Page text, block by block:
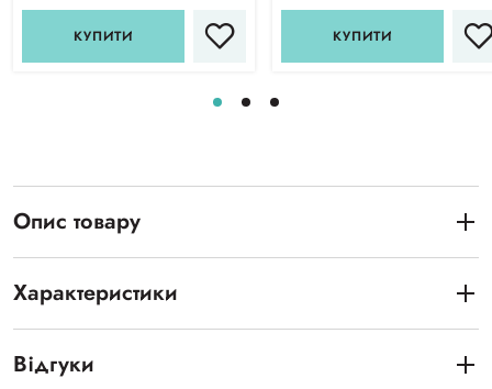
КУПИТИ КУПИТИ
Опис товару
Характеристики
Відгуки